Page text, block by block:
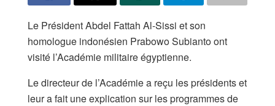
Le Président Abdel Fattah Al-Sissi et son
homologue indonésien Prabowo Subianto ont
visité l’Académie militaire égyptienne.
Le directeur de l’Académie a reçu les présidents et
leur a fait une explication sur les programmes de